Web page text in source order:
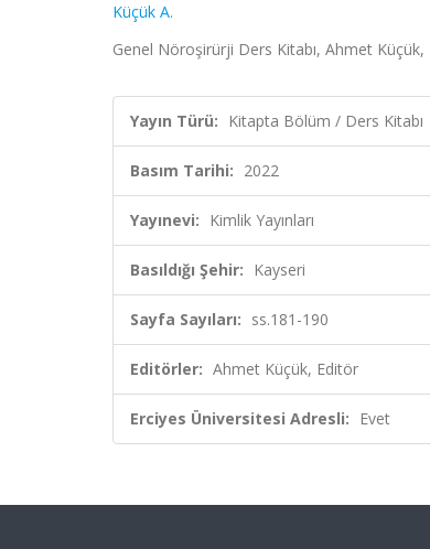
Küçük A.
Genel Nöroşirürji Ders Kitabı, Ahmet Küçük,
Yayın Türü: Kitapta Bölüm / Ders Kitabı
Basım Tarihi: 2022
Yayınevi: Kimlik Yayınları
Basıldığı Şehir: Kayseri
Sayfa Sayıları: ss.181-190
Editörler: Ahmet Küçük, Editör
Erciyes Üniversitesi Adresli: Evet